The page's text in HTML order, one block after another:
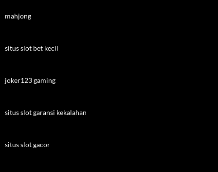
mahjong
situs slot bet kecil
joker123 gaming
situs slot garansi kekalahan
situs slot gacor